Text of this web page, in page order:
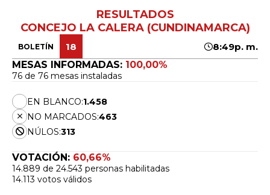
RESULTADOS
CONCEJO LA CALERA (CUNDINAMARCA)
BOLETÍN 18
8:49p. m.
MESAS INFORMADAS: 100,00%
76 de 76 mesas instaladas
EN BLANCO:1.458
NO MARCADOS:463
NÚLOS:313
VOTACIÓN: 60,66%
14.889 de 24.543 personas habilitadas
14.113 votos válidos